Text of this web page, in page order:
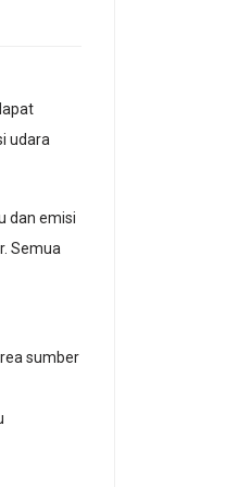
udara
dan emisi
Semua
sumber